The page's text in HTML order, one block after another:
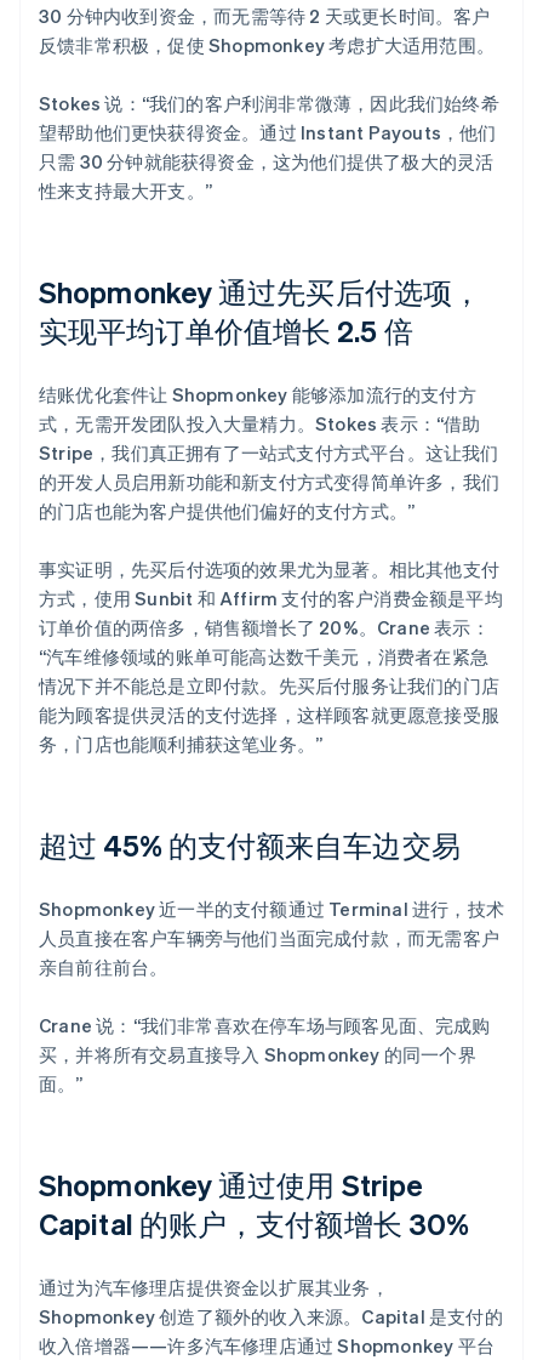
30 分钟内收到资金，而无需等待 2 天或更长时间。客户
反馈非常积极，促使 Shopmonkey 考虑扩大适用范围。
Stokes 说：“我们的客户利润非常微薄，因此我们始终希
望帮助他们更快获得资金。通过 Instant Payouts，他们
只需 30 分钟就能获得资金，这为他们提供了极大的灵活
性来支持最大开支。”
Shopmonkey 通过先买后付选项，
实现平均订单价值增长 2.5 倍
结账优化套件让 Shopmonkey 能够添加流行的支付方
式，无需开发团队投入大量精力。Stokes 表示：“借助
Stripe，我们真正拥有了一站式支付方式平台。这让我们
的开发人员启用新功能和新支付方式变得简单许多，我们
的门店也能为客户提供他们偏好的支付方式。”
事实证明，先买后付选项的效果尤为显著。相比其他支付
方式，使用 Sunbit 和 Affirm 支付的客户消费金额是平均
订单价值的两倍多，销售额增长了 20%。Crane 表示：
“汽车维修领域的账单可能高达数千美元，消费者在紧急
情况下并不能总是立即付款。先买后付服务让我们的门店
能为顾客提供灵活的支付选择，这样顾客就更愿意接受服
务，门店也能顺利捕获这笔业务。”
超过 45% 的支付额来自车边交易
Shopmonkey 近一半的支付额通过 Terminal 进行，技术
人员直接在客户车辆旁与他们当面完成付款，而无需客户
亲自前往前台。
Crane 说：“我们非常喜欢在停车场与顾客见面、完成购
买，并将所有交易直接导入 Shopmonkey 的同一个界
面。”
Shopmonkey 通过使用 Stripe
Capital 的账户，支付额增长 30%
通过为汽车修理店提供资金以扩展其业务，
Shopmonkey 创造了额外的收入来源。Capital 是支付的
收入倍增器——许多汽车修理店通过 Shopmonkey 平台